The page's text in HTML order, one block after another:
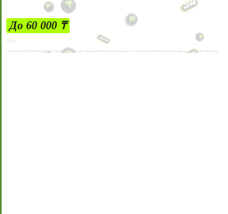
До 60 000 ₸
21+
Лицензии №24514359, выданной комитетом индустрии туризма Министерства культуры и спорта Республики Казахстан срок до 27 сентября 2034 года.